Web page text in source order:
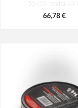
55-05 modrá 33 L
66,78 €